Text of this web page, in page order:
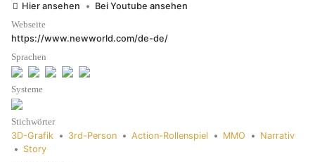
Hier ansehen • Bei Youtube ansehen
Webseite
https://www.newworld.com/de-de/
Sprachen
Systeme
Stichwörter
3D-Grafik • 3rd-Person • Action-Rollenspiel • MMO • Narrativ
• Story